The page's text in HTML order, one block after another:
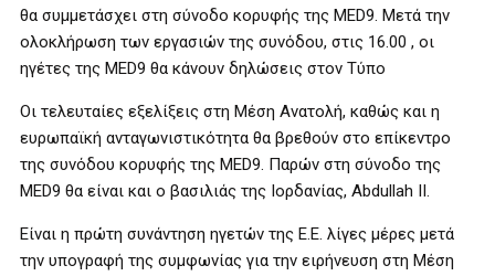
θα συμμετάσχει στη σύνοδο κορυφής της MED9. Μετά την
ολοκλήρωση των εργασιών της συνόδου, στις 16.00 , οι
ηγέτες της MED9 θα κάνουν δηλώσεις στον Τύπο
Οι τελευταίες εξελίξεις στη Μέση Ανατολή, καθώς και η
ευρωπαϊκή ανταγωνιστικότητα θα βρεθούν στο επίκεντρο
της συνόδου κορυφής της MED9. Παρών στη σύνοδο της
MED9 θα είναι και ο βασιλιάς της Ιορδανίας, Abdullah II.
Είναι η πρώτη συνάντηση ηγετών της Ε.Ε. λίγες μέρες μετά
την υπογραφή της συμφωνίας για την ειρήνευση στη Μέση